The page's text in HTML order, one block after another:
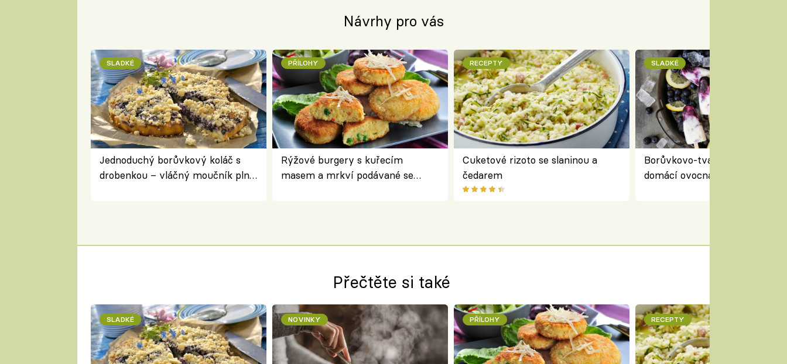
Návrhy pro vás
SLADKÉ
Jednoduchý borůvkový koláč s
drobenkou – vláčný moučník plný
PŘÍLOHY
Rýžové burgery s kuřecím
masem a mrkví podávané se
RECEPTY
Cuketové rizoto se slaninou a
čedarem
SLADKÉ
Borůvkovo-tvarohové nanuky
domácí ovocná zmrzlina na
Přečtěte si také
SLADKÉ NOVINKY PŘÍLOHY RECEPTY